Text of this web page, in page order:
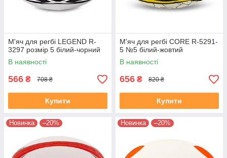
М'яч для регбі LEGEND R-
3297 розмір 5 білий-чорний
В наявності
566 ₴ 708 ₴
Купити
М'яч для регбі CORE R-5291-
5 №5 білий-жовтий
В наявності
656 ₴ 820 ₴
Купити
Новинка –20% Новинка –20%